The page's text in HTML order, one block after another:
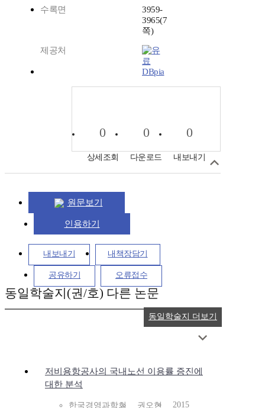
수록면
3959-
3965(7
쪽)
제공처
DBpia
0
상세조회
0
다운로드
0
내보내기
원문보기
인용하기
내보내기 내책장담기
공유하기 오류접수
동일학술지(권/호) 다른 논문
저비용항공사의 국내노선 이용률 증진에
대한 분석
한국경영과학회 권오현 2015
동일학술지 더보기